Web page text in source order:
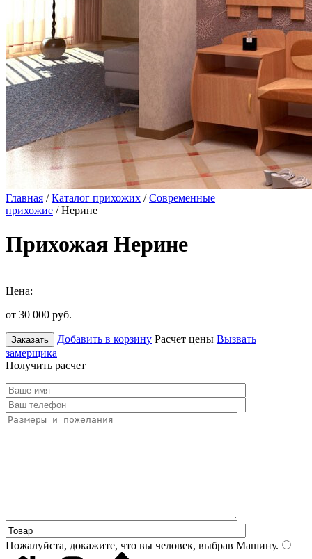
Главная /Каталог прихожих /Современные
прихожие / Нерине
Прихожая Нерине
Цена:
от 30 000 руб.
Заказать Добавить в корзину Расчет цены Вызвать
замерщика
Получить расчет
Пожалуйста, докажите, что вы человек, выбрав Машину.